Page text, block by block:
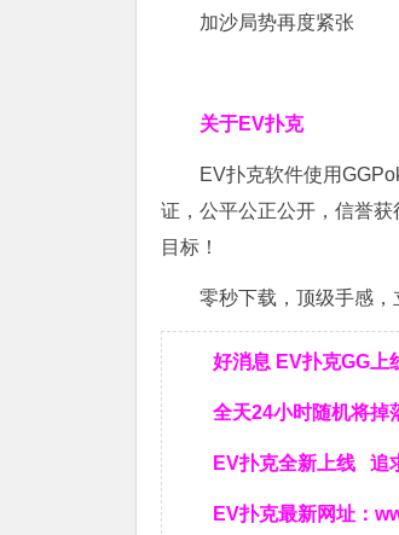
加沙局势再度紧张
关于EV扑克
EV扑克软件使用
证，公平公正公开，信誉
目标！
零秒下载，顶级手感，
好消息 EV扑克GG上
全天24小时随机将掉
EV扑克全新上线 追
EV扑克最新网址：